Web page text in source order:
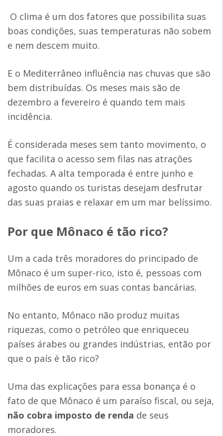
O clima é um dos fatores que possibilita suas
boas condições, suas temperaturas não sobem
e nem descem muito.
E o Mediterrâneo influência nas chuvas que são
bem distribuídas. Os meses mais são de
dezembro a fevereiro é quando tem mais
incidência.
É considerada meses sem tanto movimento, o
que facilita o acesso sem filas nas atrações
fechadas. A alta temporada é entre junho e
agosto quando os turistas desejam desfrutar
das suas praias e relaxar em um mar belíssimo.
Por que Mônaco é tão rico?
Um a cada três moradores do principado de
Mônaco é um super-rico, isto é, pessoas com
milhões de euros em suas contas bancárias.
No entanto, Mônaco não produz muitas
riquezas, como o petróleo que enriqueceu
países árabes ou grandes indústrias, então por
que o país é tão rico?
Uma das explicações para essa bonança é o
fato de que Mônaco é um paraíso fiscal, ou seja,
não cobra imposto de renda de seus
moradores.